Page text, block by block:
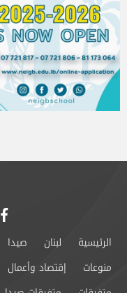
الرئيسية لبنان صيدا
منوعات
إقتصاد وأعمال